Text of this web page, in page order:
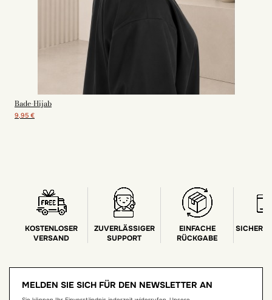
Bade-Hijab
9,95 €
KOSTENLOSER
VERSAND
ZUVERLÄSSIGER
SUPPORT
EINFACHE
RÜCKGABE
SICHERE
MELDEN SIE SICH FÜR DEN NEWSLETTER AN